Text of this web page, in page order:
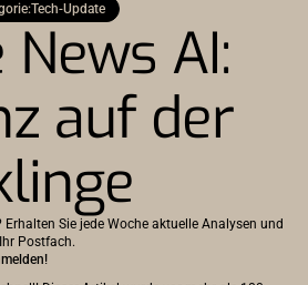
Tech-Update
AI:
auf der
Sie jede Woche aktuelle Analysen und
Postfach.